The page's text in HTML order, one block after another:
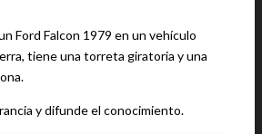
Ford Falcon 1979 en un vehículo
tiene una torreta giratoria y una
y difunde el conocimiento.